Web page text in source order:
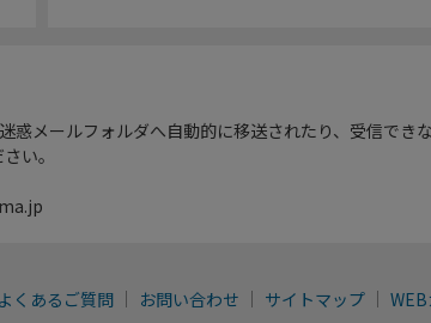
メールフォルダへ自動的に移送されたり、受信でき
い。
よくあるご質問 お問い合わせ サイトマップ